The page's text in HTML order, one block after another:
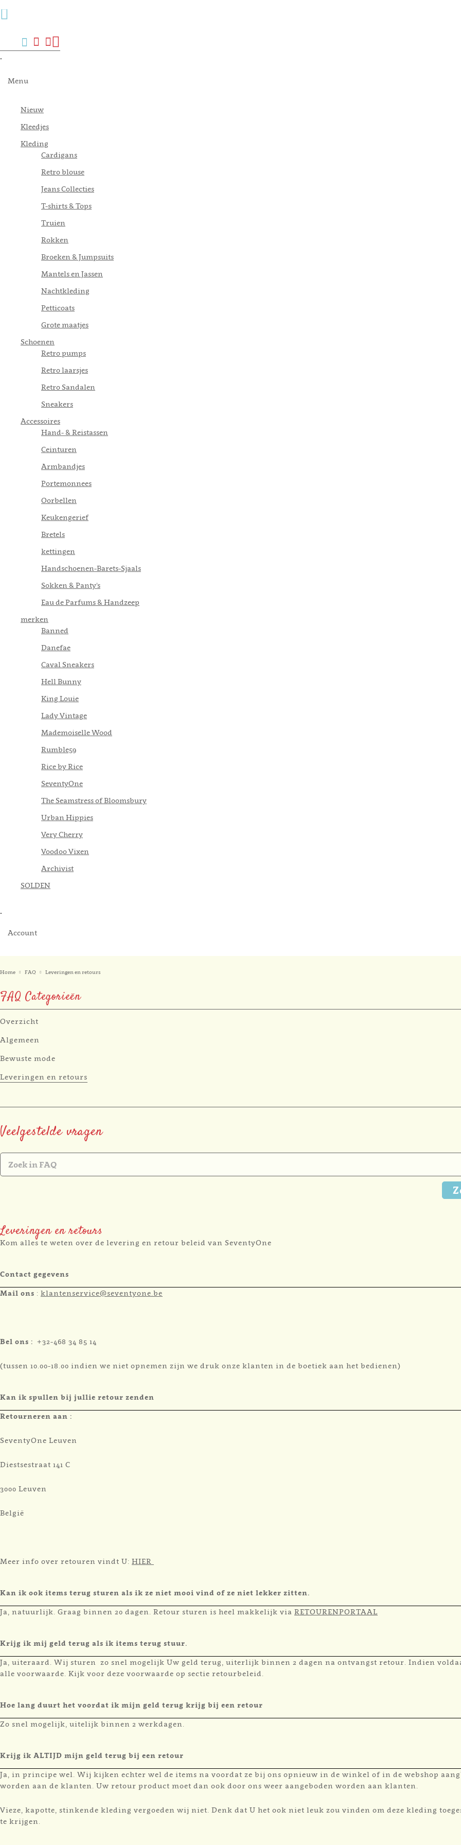
Verlanglijst
Mijn
account
Zoek
.
Menu
Nieuw
Kleedjes
Kleding
Cardigans
Retro blouse
Jeans Collecties
T-shirts & Tops
Truien
Rokken
Broeken & Jumpsuits
Mantels en Jassen
Nachtkleding
Petticoats
Grote maatjes
Schoenen
Retro pumps
Retro laarsjes
Retro Sandalen
Sneakers
Accessoires
Hand- & Reistassen
Ceinturen
Armbandjes
Portemonnees
Oorbellen
Keukengerief
Bretels
kettingen
Handschoenen-Barets-Sjaals
Sokken & Panty's
Eau de Parfums & Handzeep
merken
Banned
Danefae
Caval Sneakers
Hell Bunny
King Louie
Lady Vintage
Mademoiselle Wood
Rumble59
Rice by Rice
SeventyOne
The Seamstress of Bloomsbury
Urban Hippies
Very Cherry
Voodoo Vixen
Archivist
SOLDEN
.
Account
Home FAQ Leveringen en retours
Veelgestelde vragen
Leveringen en retours
Kom alles te weten over de levering en retour beleid van SeventyOne
Contact gegevens
Mail ons : klantenservice@seventyone.be
Bel ons : +32-468 34 85 14
(tussen 10.00-18.00 indien we niet opnemen zijn we druk onze klanten in de boetiek aan het bedienen)
Kan ik spullen bij jullie retour zenden
Retourneren aan :
SeventyOne Leuven
Diestsestraat 141 C
3000 Leuven
België
Meer info over retouren vindt U: HIER
Kan ik ook items terug sturen als ik ze niet mooi vind of ze niet lekker zitten.
Ja, natuurlijk. Graag binnen 20 dagen. Retour sturen is heel makkelijk via RETOURENPORTAAL
Krijg ik mij geld terug als ik items terug stuur.
Ja, uiteraard. Wij sturen zo snel mogelijk Uw geld terug, uiterlijk binnen 2 dagen na ontvangst retour. Indien
alle voorwaarde. Kijk voor deze voorwaarde op sectie retourbeleid.
Hoe lang duurt het voordat ik mijn geld terug krijg bij een retour
Zo snel mogelijk, uitelijk binnen 2 werkdagen.
Krijg ik ALTIJD mijn geld terug bij een retour
Ja, in principe wel. Wij kijken echter wel de items na voordat ze bij ons opnieuw in de winkel of in de webshop
worden aan de klanten. Uw retour product moet dan ook door ons weer aangeboden worden aan klanten.
Vieze, kapotte, stinkende kleding vergoeden wij niet. Denk dat U het ook niet leuk zou vinden om deze kleding
te krijgen.
FAQ Categorieën
Overzicht
Algemeen
Bewuste mode
Leveringen en retours